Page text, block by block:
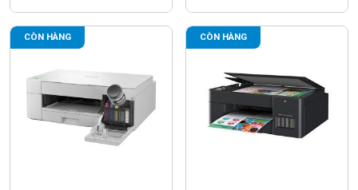
CÒN HÀNG CÒN HÀNG